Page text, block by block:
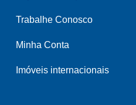
Trabalhe Conosco
Minha Conta
Imóveis internacionais